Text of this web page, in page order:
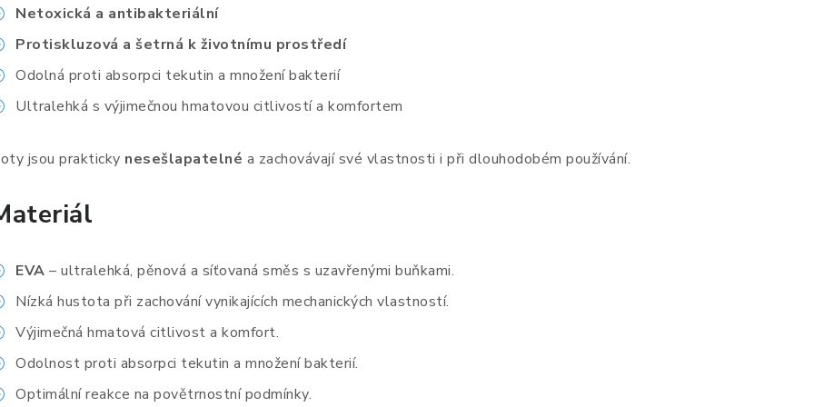
Netoxická a antibakteriální
Protiskluzová a šetrná k životnímu prostředí
Odolná proti absorpci tekutin a množení bakterií
Ultralehká s výjimečnou hmatovou citlivostí a komfortem
jsou prakticky nesešlapatelné a zachovávají své vlastnosti i při dlouhodobém používání.
EVA – ultralehká, pěnová a síťovaná směs s uzavřenými buňkami.
Nízká hustota při zachování vynikajících mechanických vlastností.
Výjimečná hmatová citlivost a komfort.
Odolnost proti absorpci tekutin a množení bakterií.
Optimální reakce na povětrnostní podmínky.